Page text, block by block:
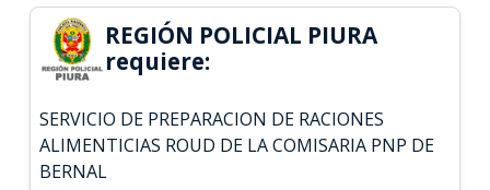
REGIÓN POLICIAL PIURA
requiere:
SERVICIO DE PREPARACION DE RACIONES
ALIMENTICIAS ROUD DE LA COMISARIA PNP DE
BERNAL